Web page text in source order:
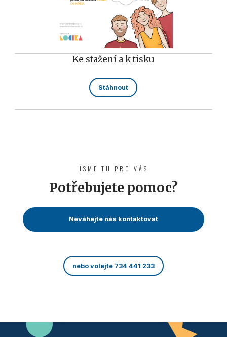
Ke stažení a k tisku
Stáhnout
JSME TU PRO VÁS
Potřebujete pomoc?
Neváhejte nás kontaktovat
nebo volejte 734 441 233